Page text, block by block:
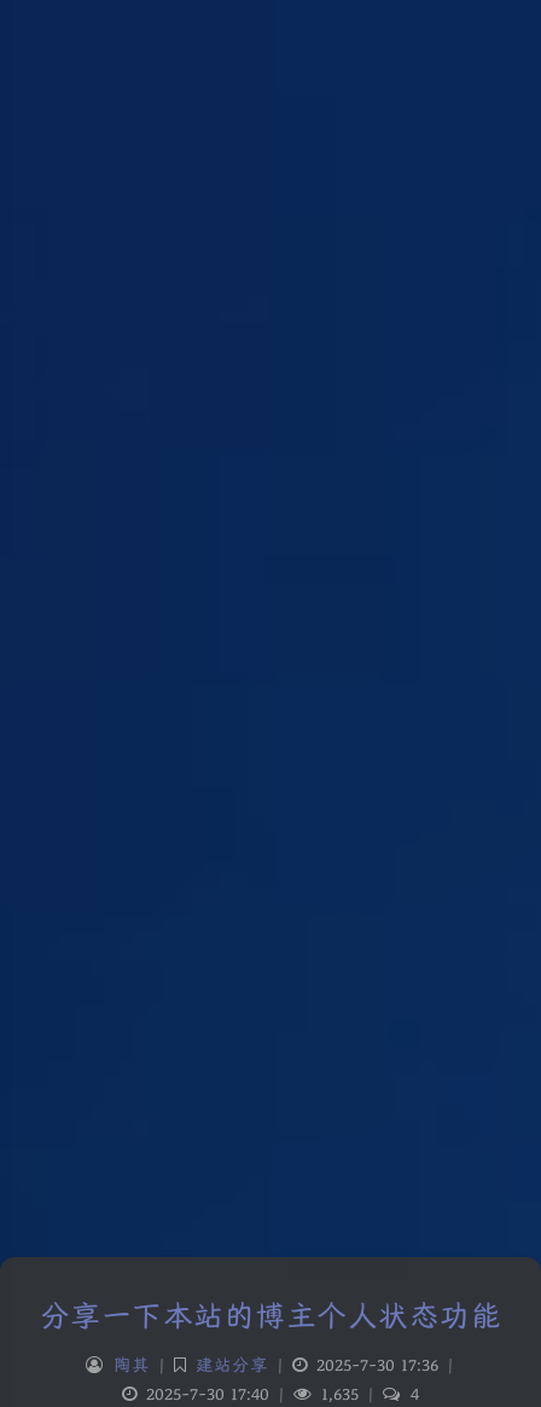
分享一下本站的博主个人状态功能
陶其 | 建站分享 | 2025-7-30 17:36 |
2025-7-30 17:40 | 1,635 |
4